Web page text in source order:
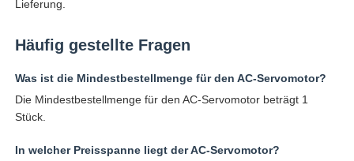
Lieferung.
Häufig gestellte Fragen
Was ist die Mindestbestellmenge für den AC-Servomotor?
Die Mindestbestellmenge für den AC-Servomotor beträgt 1
Stück.
In welcher Preisspanne liegt der AC-Servomotor?